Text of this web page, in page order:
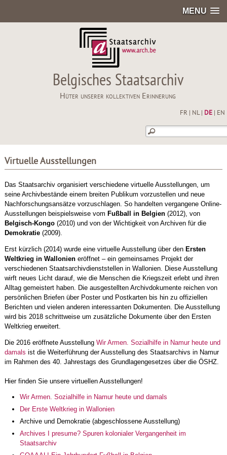
MENU
Belgisches Staatsarchiv
Hüter unserer kollektiven Erinnerung
FR NL| DE| EN
Virtuelle Ausstellungen
Das Staatsarchiv organisiert verschiedene virtuelle Ausstellungen, um
seine Archivbestände einem breiten Publikum vorzustellen und neue
Nachforschungsansätze vorzuschlagen. So handelten vergangene Online-
Ausstellungen beispielsweise vom Fußball in Belgien(2012), von
Belgisch-Kongo(2010) und von der Wichtigkeit von Archiven für die
Demokratie(2009).
Erst kürzlich (2014) wurde eine virtuelle Ausstellung über den Ersten
Weltkrieg in Wallonieneröffnet – ein gemeinsames Projekt der
verschiedenen Staatsarchivdienststellen in Wallonien. Diese Ausstellung
wirft neues Licht darauf, wie die Menschen die Kriegszeit erlebt und ihren
Alltag gemeistert haben. Die ausgestellten Archivdokumente reichen von
persönlichen Briefen über Poster und Postkarten bis hin zu offiziellen
Berichten und vielen anderen interessanten Dokumenten. Die Ausstellung
wird bis 2018 schrittweise um zusätzliche Dokumente über den Ersten
Weltkrieg erweitert.
Die 2016 eröffnete Ausstellung Wir Armen. Sozialhilfe in Namur heute und
damals ist die Weiterführung der Ausstellung des Staatsarchivs in Namur
im Rahmen des 40. Jahrestags des Grundlagengesetzes über die ÖSHZ.
Hier finden Sie unsere virtuellen Ausstellungen!
Wir Armen. Sozialhilfe in Namur heute und damals
Der Erste Weltkrieg in Wallonien
Archive und Demokratie (abgeschlossene Ausstellung)
Archives I presume? Spuren kolonialer Vergangenheit im
Staatsarchiv